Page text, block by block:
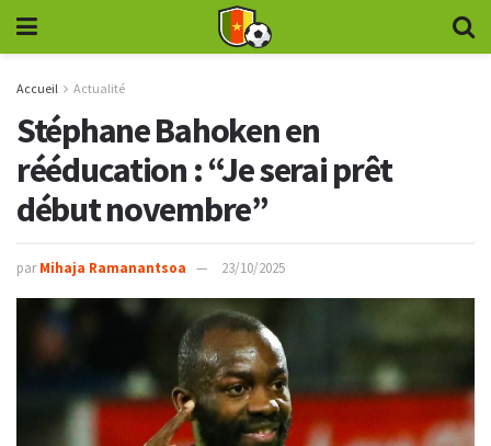
Accueil Actualité
Stéphane Bahoken en
rééducation : “Je serai prêt
début novembre”
par Mihaja Ramanantsoa 23/10/2025